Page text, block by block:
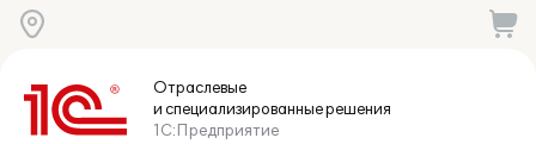
Отраслевые
и специализированныерешения
1С:Предприятие